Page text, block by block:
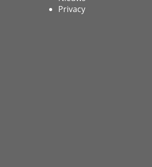
Privacy